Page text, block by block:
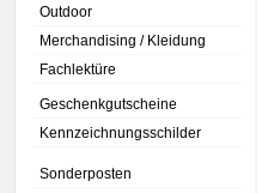
Outdoor
Merchandising / Kleidung
Fachlektüre
Geschenkgutscheine
Kennzeichnungsschilder
Sonderposten